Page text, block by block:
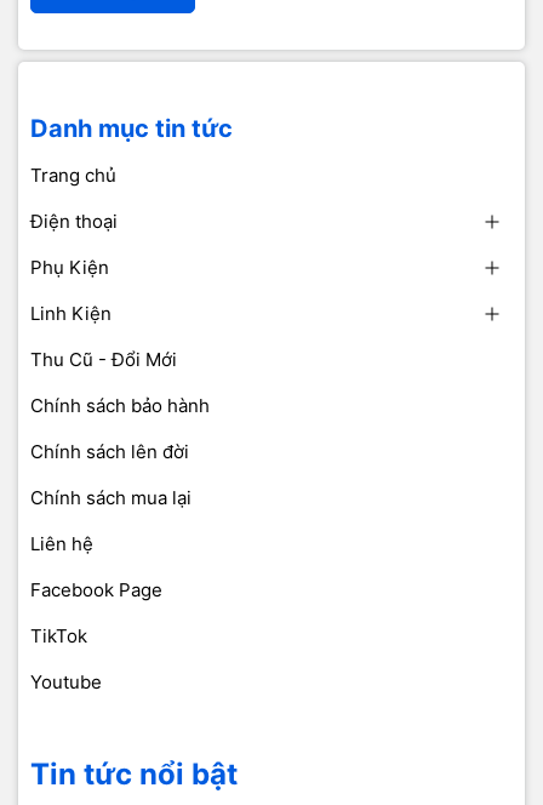
Danh mục tin tức
Trang chủ
Điện thoại
Phụ Kiện
Linh Kiện
Thu Cũ - Đổi Mới
Chính sách bảo hành
Chính sách lên đời
Chính sách mua lại
Liên hệ
Facebook Page
TikTok
Youtube
Tin tức nổi bật